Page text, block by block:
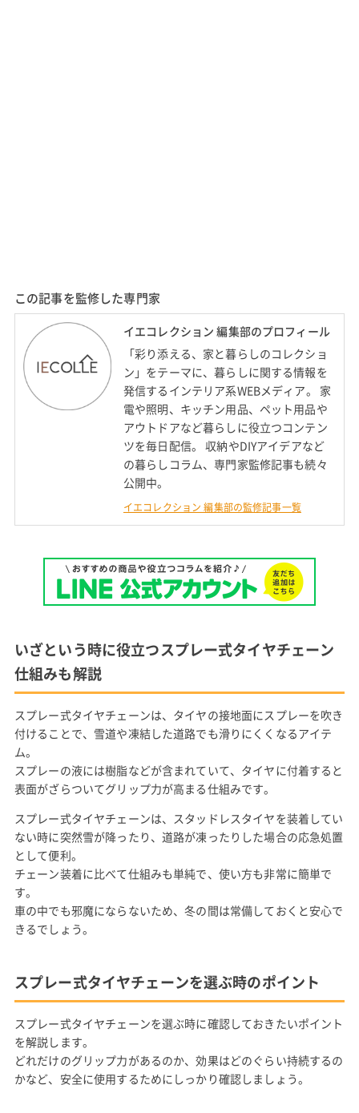
この記事を監修した専門家
イエコレクション 編集部のプロフィール
「彩り添える、家と暮らしのコレクショ
ン」をテーマに、暮らしに関する情報を
発信するインテリア系WEBメディア。 家
電や照明、キッチン用品、ペット用品や
アウトドアなど暮らしに役立つコンテン
ツを毎日配信。 収納やDIYアイデアなど
の暮らしコラム、専門家監修記事も続々
公開中。
イエコレクション 編集部の監修記事一覧
いざという時に役立つスプレー式タイヤチェーン
仕組みも解説
スプレー式タイヤチェーンは、タイヤの接地面にスプレーを吹き
付けることで、雪道や凍結した道路でも滑りにくくなるアイテ
ム。
スプレーの液には樹脂などが含まれていて、タイヤに付着すると
表面がざらついてグリップ力が高まる仕組みです。
スプレー式タイヤチェーンは、スタッドレスタイヤを装着してい
ない時に突然雪が降ったり、道路が凍ったりした場合の応急処置
として便利。
チェーン装着に比べて仕組みも単純で、使い方も非常に簡単で
す。
車の中でも邪魔にならないため、冬の間は常備しておくと安心で
きるでしょう。
スプレー式タイヤチェーンを選ぶ時のポイント
スプレー式タイヤチェーンを選ぶ時に確認しておきたいポイント
を解説します。
どれだけのグリップ力があるのか、効果はどのぐらい持続するの
かなど、安全に使用するためにしっかり確認しましょう。